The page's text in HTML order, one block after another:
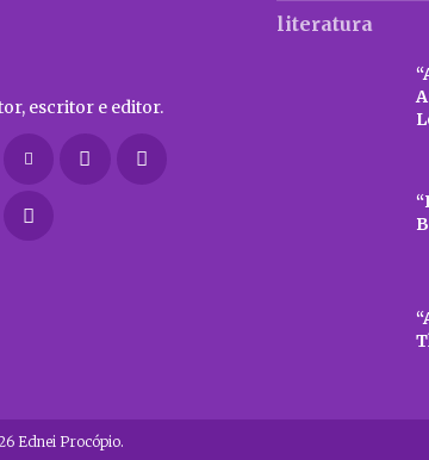
escritor e editor.
literatura
Ednei Procópio.